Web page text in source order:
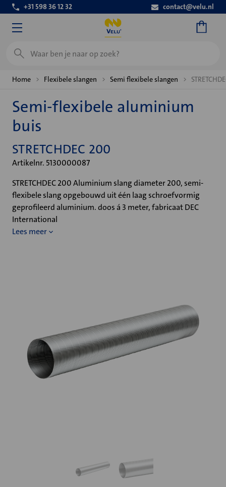
+31 598 36 12 32 contact@velu.nl
Zoeken
Home Flexibele slangen Semi flexibele slangen
Semi-flexibele aluminium
buis
STRETCHDEC 200
Artikelnr. 5130000087
STRETCHDEC 200 Aluminium slang diameter 200, semi-
flexibele slang opgebouwd uit één laag schroefvormig
geprofileerd aluminium. doos á 3 meter, fabricaat DEC
International
Lees meer